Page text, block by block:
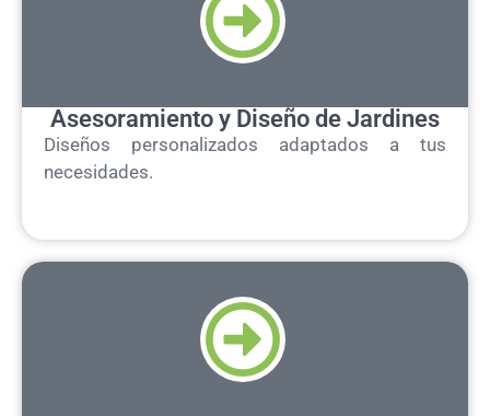
Asesoramiento y Diseño de Jardines
Diseños personalizados adaptados a tus
necesidades.